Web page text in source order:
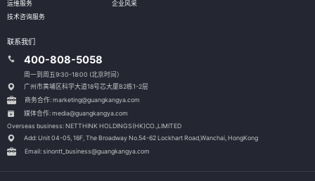
运维服务
技术咨询服务
企业风采
联系我们
400-808-5058
周一到周五9:30-18:00 (北京时间）
广州市黄埔区科学大道18号芯大厦B2栋1-2层
商务合作: marketing@guangkangya.com
媒体合作: media@guangkangya.com
Overseas business: NETTHINK HOLDINGS(HK)CO.,LIMITED
Add: Unit 04-05, 16F, The Broadway No.54-62 Lockhart Road,Wanchai, HongKong
Email: sinontt_business@guangkangya.com